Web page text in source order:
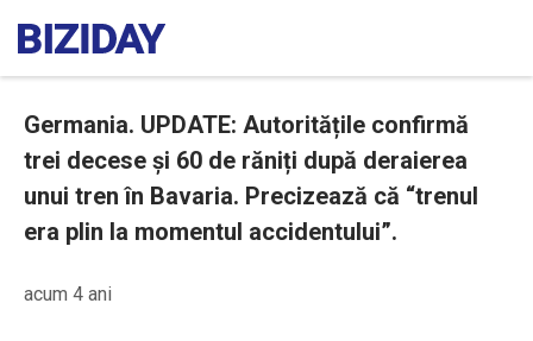
Germania. UPDATE: Autoritățile confirmă
trei decese și 60 de răniți după deraierea
unui tren în Bavaria. Precizează că “trenul
era plin la momentul accidentului”.
acum 4 ani